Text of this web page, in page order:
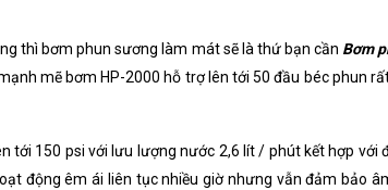
thì bơm phun sương làm mát sẽ là thứ bạn cần Bơm
mẽ bơm HP-2000 hỗ trợ lên tới 50 đầu béc phun
tới 150 psi với lưu lượng nước 2,6 lít / phút kết hợp
động êm ái liên tục nhiều giờ nhưng vẫn đảm bảo